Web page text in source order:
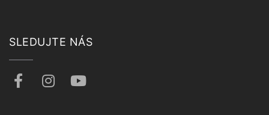
SLEDUJTE NÁS